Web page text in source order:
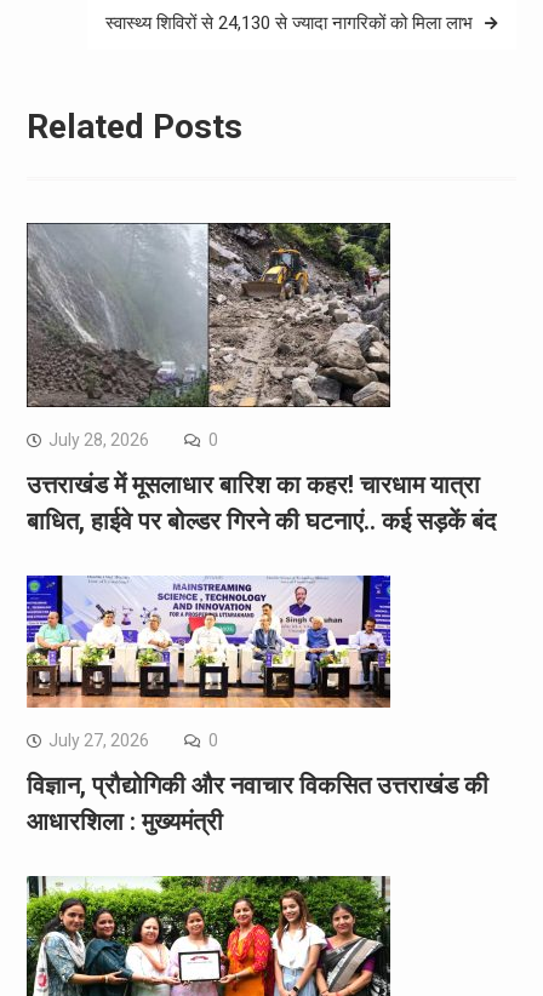
स्वास्थ्य शिविरों से 24,130 से ज्यादा नागरिकों को मिला लाभ
Related Posts
July 28, 2026 0
उत्तराखंड में मूसलाधार बारिश का कहर! चारधाम यात्रा
बाधित, हाईवे पर बोल्डर गिरने की घटनाएं.. कई सड़कें बंद
July 27, 2026 0
विज्ञान, प्रौद्योगिकी और नवाचार विकसित उत्तराखंड की
आधारशिला : मुख्यमंत्री